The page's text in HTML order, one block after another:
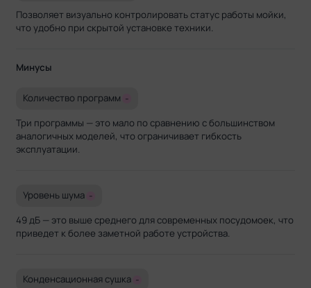
Позволяет визуально контролировать статус работы мойки,
что удобно при скрытой установке техники.
Минусы
Количество программ -
Три программы — это мало по сравнению с большинством
аналогичных моделей, что ограничивает гибкость
эксплуатации.
Уровень шума -
49 дБ — это выше среднего для современных посудомоек, что
приведет к более заметной работе устройства.
Конденсационная сушка -